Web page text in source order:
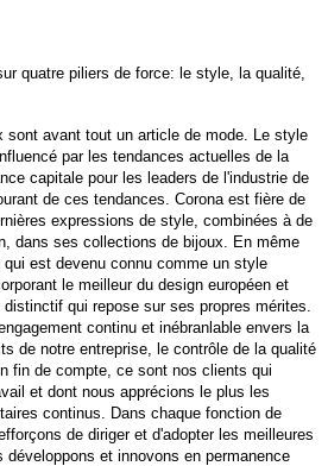
quatre piliers de force: le style, la qualité,
sont avant tout un article de mode. Le style
par les tendances actuelles de la
capitale pour les leaders de l'industrie de
de ces tendances. Corona est fière de
expressions de style, combinées à de
dans ses collections de bijoux. En même
est devenu connu comme un style
le meilleur du design européen et
qui repose sur ses propres mérites.
continu et inébranlable envers la
de notre entreprise, le contrôle de la qualité
fin de compte, ce sont nos clients qui
et dont nous apprécions le plus les
continus. Dans chaque fonction de
de diriger et d'adopter les meilleures
développons et innovons en permanence